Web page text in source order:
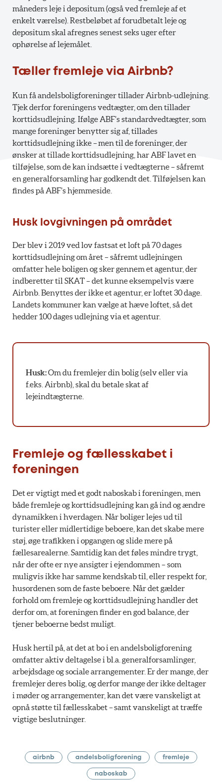
måneders leje i depositum (også ved fremleje af et
enkelt værelse). Restbeløbet af forudbetalt leje og
depositum skal afregnes senest seks uger efter
ophørelse af lejemålet.
Tæller fremleje via Airbnb?
Kun få andelsboligforeninger tillader Airbnb-udlejning.
Tjek derfor foreningens vedtægter, om den tillader
korttidsudlejning. Ifølge ABF’s standardvedtægter, som
mange foreninger benytter sig af, tillades
korttidsudlejning ikke – men til de foreninger, der
ønsker at tillade korttidsudlejning, har ABF lavet en
tilføjelse, som de kan indsætte i vedtægterne – såfremt
en generalforsamling har godkendt det. Tilføjelsen kan
findes på ABF’s hjemmeside.
Husk lovgivningen på området
Der blev i 2019 ved lov fastsat et loft på 70 dages
korttidsudlejning om året – såfremt udlejningen
omfatter hele boligen og sker gennem et agentur, der
indberetter til SKAT – det kunne eksempelvis være
Airbnb. Benyttes der ikke et agentur, er loftet 30 dage.
Landets kommuner kan vælge at hæve loftet, så det
hedder 100 dages udlejning via et agentur.
Husk:Om du fremlejer din bolig (selv eller via
f.eks. Airbnb), skal du betale skat af
lejeindtægterne.
Fremleje og fællesskabet i
foreningen
Det er vigtigt med et godt naboskab i foreningen, men
både fremleje og korttidsudlejning kan gå ind og ændre
dynamikken i hverdagen. Når boliger lejes ud til
turister eller midlertidige beboere, kan det skabe mere
støj, øge trafikken i opgangen og slide mere på
fællesarealerne. Samtidig kan det føles mindre trygt,
når der ofte er nye ansigter i ejendommen – som
muligvis ikke har samme kendskab til, eller respekt for,
husordenen som de faste beboere. Når det gælder
forhold om fremleje og korttidsudlejning handler det
derfor om, at foreningen finder en god balance, der
tjener beboerne bedst muligt.
Husk hertil på, at det at bo i en andelsboligforening
omfatter aktiv deltagelse i bl.a. generalforsamlinger,
arbejdsdage og sociale arrangementer. Er der mange, der
fremlejer deres bolig, og derfor mange der ikke deltager
i møder og arrangementer, kan det være vanskeligt at
opnå støtte til fællesskabet – samt vanskeligt at træffe
vigtige beslutninger.
airbnb andelsboligforening fremleje
naboskab